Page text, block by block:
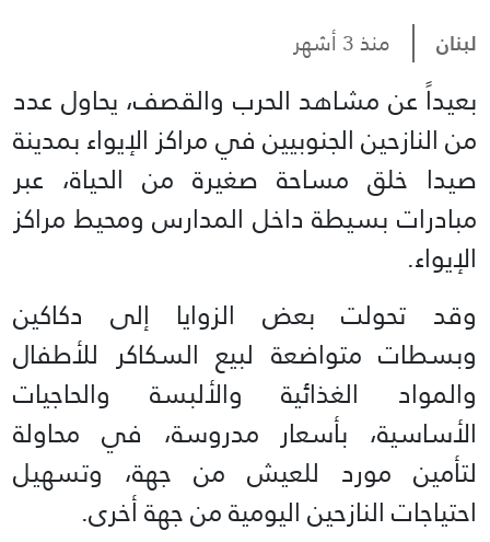
لبنان منذ 3 أشهر
بعيداً عن مشاهد الحرب والقصف، يحاول عدد
من النازحين الجنوبيين في مراكز الإيواء بمدينة
صيدا خلق مساحة صغيرة من الحياة، عبر
مبادرات بسيطة داخل المدارس ومحيط مراكز
الإيواء.
وقد تحولت بعض الزوايا إلى دكاكين
وبسطات متواضعة لبيع السكاكر للأطفال
والمواد الغذائية والألبسة والحاجيات
الأساسية، بأسعار مدروسة، في محاولة
لتأمين مورد للعيش من جهة، وتسهيل
احتياجات النازحين اليومية من جهة أخرى.